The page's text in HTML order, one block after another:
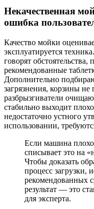
Некачественная
ошибка
Качество мойки
эксплуатируется
говорят
рекомендованные
Дополнительно
загрязнения, корзины
разбрызгиватели
стабильно выходит
недостаточно устного
использовании,
Если машина плохо
списывает это на
Чтобы доказать
процесс загрузки,
рекомендованных
результат — это
для эксперта.